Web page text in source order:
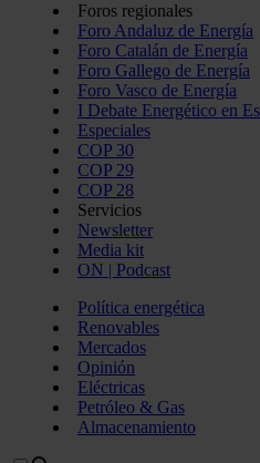
Foros regionales
Foro Andaluz de Energía
Foro Catalán de Energía
Foro Gallego de Energía
Foro Vasco de Energía
I Debate Energético en
Especiales
COP 30
COP 29
COP 28
Servicios
Newsletter
Media kit
ON | Podcast
Política energética
Renovables
Mercados
Opinión
Eléctricas
Petróleo & Gas
Almacenamiento